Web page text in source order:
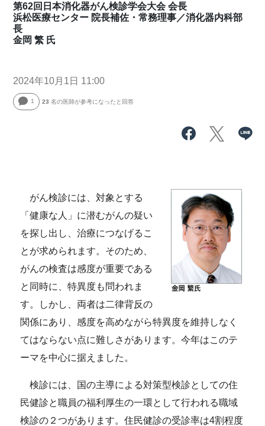
第62回日本消化器がん検診学会大会 会長
浜松医療センター 院長補佐・常務理事／消化器内科部
長
金岡 繁 氏
2024年10月1日 11:00
1 23 名の医師が参考になったと回答
がん検診には、対象とする
「健康な人」に潜むがんの疑い
を探し出し、治療につなげるこ
とが求められます。そのため、
がんの検査は感度が重要である
と同時に、特異度も問われま
す。しかし、両者は二律背反の
関係にあり、感度を高めながら特異度を維持しなく
てはならない点に難しさがあります。今年はこのテ
ーマを中心に据えました。
検診には、国の主導による対策型検診としての住
民健診と職員の福利厚生の一環として行われる職域
検診の２つがあります。住民健診の受診率は4割程度